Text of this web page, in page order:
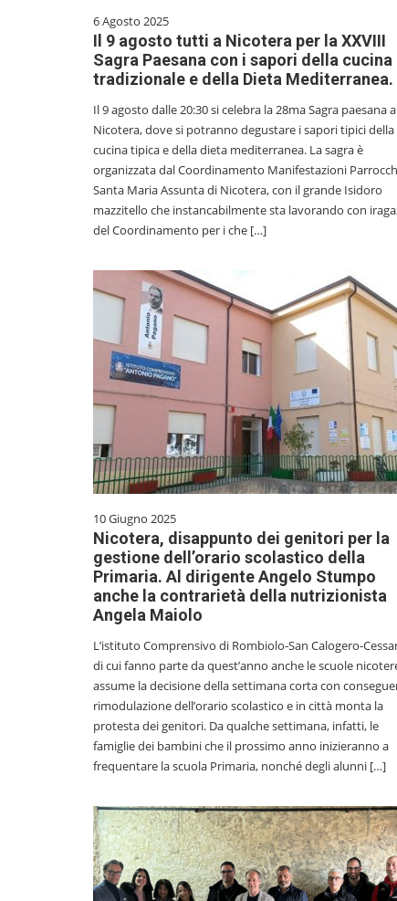
6 Agosto 2025
Il 9 agosto tutti a Nicotera per la XXVIII
Sagra Paesana con i sapori della cucina
tradizionale e della Dieta Mediterranea.
Il 9 agosto dalle 20:30 si celebra la 28ma Sagra paesana a
Nicotera, dove si potranno degustare i sapori tipici della
cucina tipica e della dieta mediterranea. La sagra è
organizzata dal Coordinamento Manifestazioni
Santa Maria Assunta di Nicotera, con il grande Isidoro
mazzitello che instancabilmente sta lavorando con
del Coordinamento per i che […]
10 Giugno 2025
Nicotera, disappunto dei genitori per la
gestione dell’orario scolastico della
Primaria. Al dirigente Angelo Stumpo
anche la contrarietà della nutrizionista
Angela Maiolo
L’istituto Comprensivo di Rombiolo-San Calogero-
di cui fanno parte da quest’anno anche le scuole
assume la decisione della settimana corta con
rimodulazione dell’orario scolastico e in città monta la
protesta dei genitori. Da qualche settimana, infatti, le
famiglie dei bambini che il prossimo anno inizieranno a
frequentare la scuola Primaria, nonché degli alunni […]